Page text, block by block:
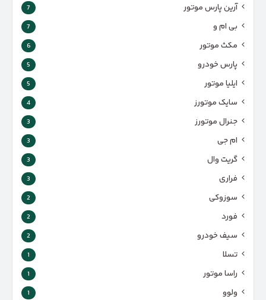
آرین پارس موتور 7
بی ام و 7
مکث موتور 6
پارس‌ خودرو 5
ایلیا موتور 5
سایک موتورز 4
جنرال موتورز 3
ام جی 3
گریت وال 3
فراری 3
سوزوکی 2
فورد 2
سیف خودرو 2
تسلا 1
راسا موتور 1
ولوو 1